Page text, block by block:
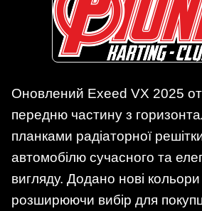
Оновлений Exeed VX 2025
передню частину з
планками радіаторної
автомобілю сучасного та
вигляду. Додано нові кольори
розширюючи вибір для